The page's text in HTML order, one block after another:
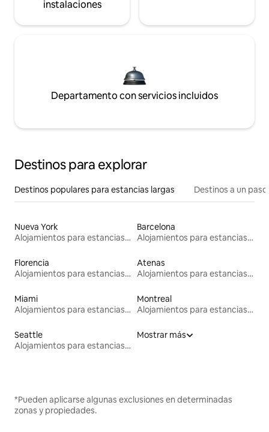
instalaciones
Departamento con servicios incluidos
Destinos para explorar
Destinos populares para estancias largas Destinos a un
Nueva York
Alojamientos para estancias largas
Barcelona
Alojamientos para estancias largas
Florencia
Alojamientos para estancias largas
Atenas
Alojamientos para estancias largas
Miami
Alojamientos para estancias largas
Montreal
Alojamientos para estancias largas
Seattle
Alojamientos para estancias largas
Mostrar más
*Pueden aplicarse algunas exclusiones en determinadas
zonas y propiedades.